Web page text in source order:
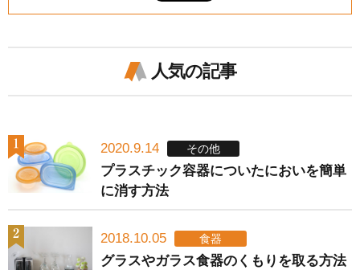
人気の記事
2020.9.14 その他
プラスチック容器についたにおいを簡単
に消す方法
2018.10.05 食器
グラスやガラス食器のくもりを取る方法